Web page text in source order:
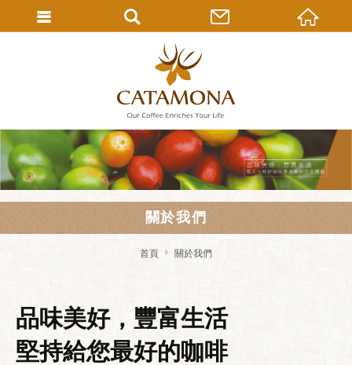
關於我們
首頁 關於我們
品味美好，豐富生活
堅持給您最好的咖啡